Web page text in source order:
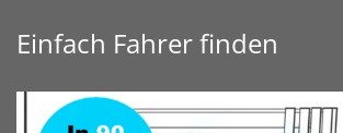
Einfach Fahrer finden